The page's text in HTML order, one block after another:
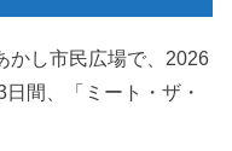
かし市民広場で、2026
間、「ミート・ザ・